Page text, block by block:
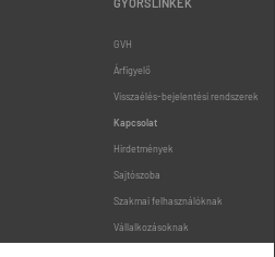
GYORSLINKEK
GVH
Árfigyelő
Visszaélés-bejelentési rendszerek
Kapcsolat
Hirdetmények
Sajtószoba
Szakmai felhasználóknak
Vállalkozásoknak